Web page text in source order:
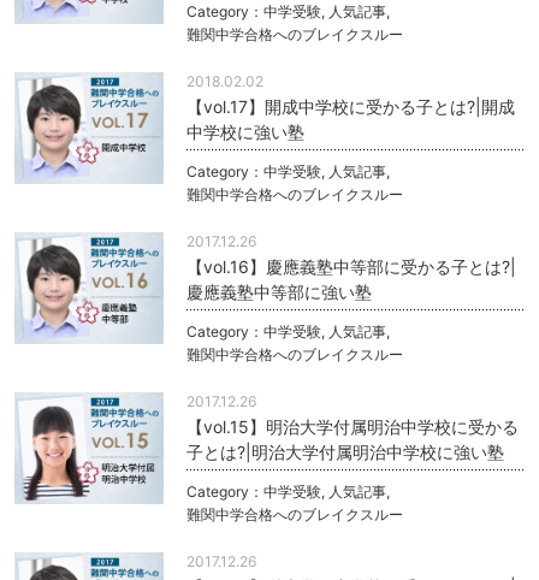
Category： 中学受験, 人気記事,
難関中学合格へのブレイクスルー
2018.02.02
【vol.17】開成中学校に受かる子とは?|開成
中学校に強い塾
Category： 中学受験, 人気記事,
難関中学合格へのブレイクスルー
2017.12.26
【vol.16】慶應義塾中等部に受かる子とは?|
慶應義塾中等部に強い塾
Category： 中学受験, 人気記事,
難関中学合格へのブレイクスルー
2017.12.26
【vol.15】明治大学付属明治中学校に受かる
子とは?|明治大学付属明治中学校に強い塾
Category： 中学受験, 人気記事,
難関中学合格へのブレイクスルー
2017.12.26